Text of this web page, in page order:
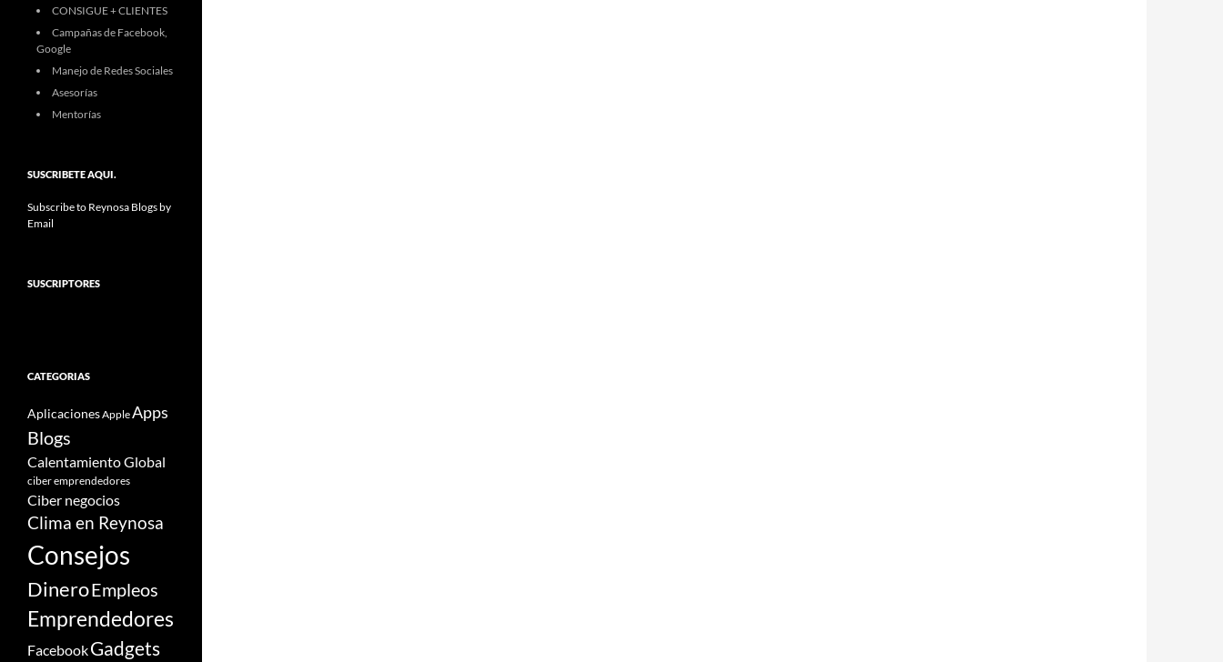
CONSIGUE + CLIENTES
Campañas de Facebook,
Google
Manejo de Redes Sociales
Asesorías
Mentorías
SUSCRIBETE AQUI.
Subscribe to Reynosa Blogs by
Email
SUSCRIPTORES
CATEGORIAS
Aplicaciones AppleApps
Blogs
Calentamiento Global
ciber emprendedores
Ciber negocios
Clima en Reynosa
Consejos
DineroEmpleos
Emprendedores
FacebookGadgets